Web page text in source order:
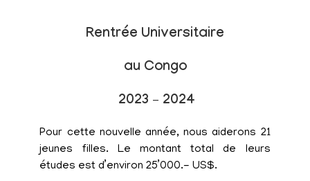
Rentrée Universitaire
au Congo
2023 – 2024
Pour cette nouvelle année, nous aiderons 21
jeunes filles. Le montant total de leurs
études est d’environ 25’000.- US$.